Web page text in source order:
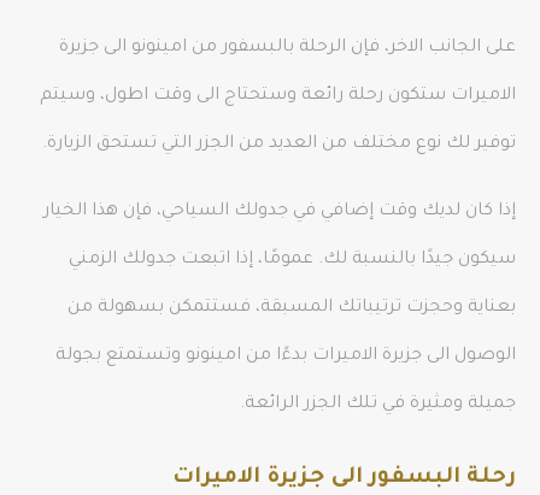
على الجانب الاخر، فإن الرحلة بالبسفور من امينونو الى جزيرة
الاميرات ستكون رحلة رائعة وستحتاج الى وقت اطول، وسيتم
توفير لك نوع مختلف من العديد من الجزر التي تستحق الزيارة.
إذا كان لديك وقت إضافي في جدولك السياحي، فإن هذا الخيار
سيكون جيدًا بالنسبة لك. عمومًا، إذا اتبعت جدولك الزمني
بعناية وحجزت ترتيباتك المسبقة، فستتمكن بسهولة من
الوصول الى جزيرة الاميرات بدءًا من امينونو وتستمتع بجولة
جميلة ومثيرة في تلك الجزر الرائعة.
رحلة البسفور الى جزيرة الاميرات